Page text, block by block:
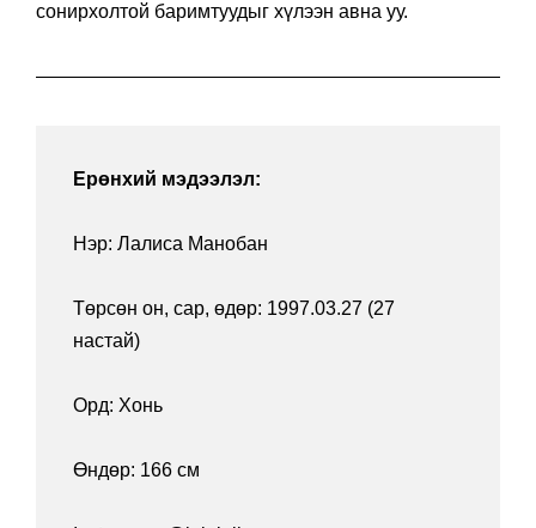
сонирхолтой баримтуудыг хүлээн авна уу.
Ерөнхий мэдээлэл:
Нэр: Лалиса Манобан
Төрсөн он, сар, өдөр: 1997.03.27 (27
настай)
Орд: Хонь
Өндөр: 166 см